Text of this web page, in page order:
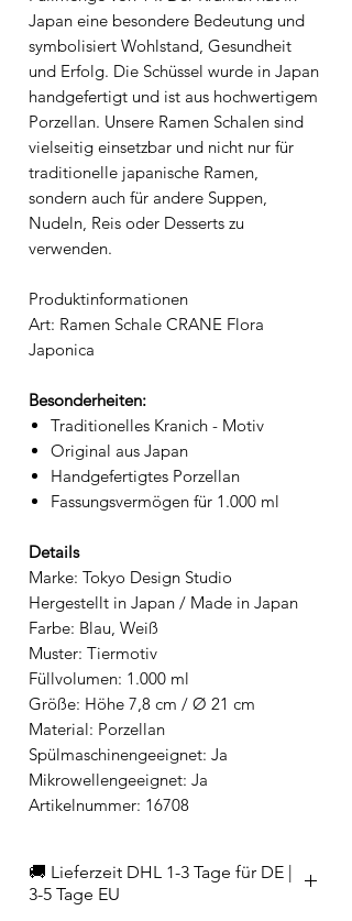
Japan eine besondere Bedeutung und
symbolisiert Wohlstand, Gesundheit
und Erfolg. Die Schüssel wurde in Japan
handgefertigt und ist aus hochwertigem
Porzellan. Unsere Ramen Schalen sind
vielseitig einsetzbar und nicht nur für
traditionelle japanische Ramen,
sondern auch für andere Suppen,
Nudeln, Reis oder Desserts zu
verwenden.
Produktinformationen
Art: Ramen Schale CRANE Flora
Japonica
Besonderheiten:
Traditionelles Kranich - Motiv
Original aus Japan
Handgefertigtes Porzellan
Fassungsvermögen für 1.000 ml
Details
Marke: Tokyo Design Studio
Hergestellt in Japan / Made in Japan
Farbe: Blau, Weiß
Muster: Tiermotiv
Füllvolumen: 1.000 ml
Größe: Höhe 7,8 cm / Ø 21 cm
Material: Porzellan
Spülmaschinengeeignet: Ja
Mikrowellengeeignet: Ja
Artikelnummer: 16708
🚚 Lieferzeit DHL 1-3 Tage für DE |
3-5 Tage EU